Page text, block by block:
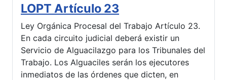
LOPT Artículo 23
Ley Orgánica Procesal del Trabajo Artículo 23.
En cada circuito judicial deberá existir un
Servicio de Alguacilazgo para los Tribunales del
Trabajo. Los Alguaciles serán los ejecutores
inmediatos de las órdenes que dicten, en